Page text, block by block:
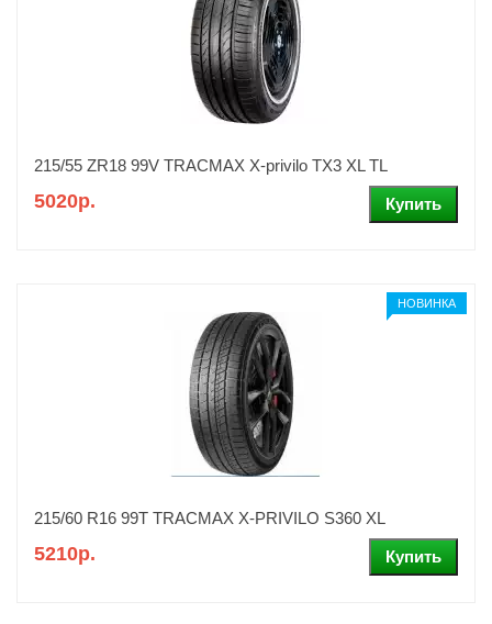
215/55 ZR18 99V TRACMAX X-privilo TX3 XL TL
5020р.
НОВИНКА
215/60 R16 99T TRACMAX X-PRIVILO S360 XL
5210р.